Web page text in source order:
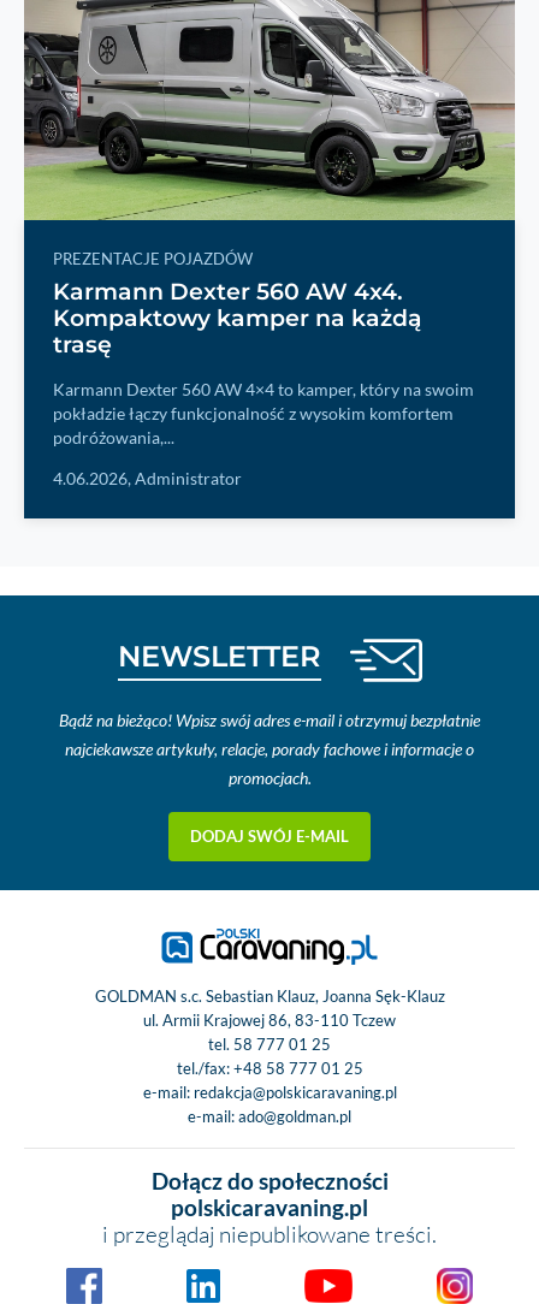
PREZENTACJE POJAZDÓW
Karmann Dexter 560 AW 4x4.
Kompaktowy kamper na każdą
trasę
Karmann Dexter 560 AW 4×4 to kamper, który na swoim
pokładzie łączy funkcjonalność z wysokim komfortem
podróżowania,...
4.06.2026,Administrator
NEWSLETTER
Bądź na bieżąco! Wpisz swój adres e-mail i otrzymuj bezpłatnie
najciekawsze artykuły, relacje, porady fachowe i informacje o
promocjach.
DODAJ SWÓJ E-MAIL
GOLDMAN s.c. Sebastian Klauz, Joanna Sęk-Klauz
ul. Armii Krajowej 86, 83-110 Tczew
tel. 58 777 01 25
tel./fax:+48 58 777 01 25
e-mail: redakcja@polskicaravaning.pl
e-mail:ado@goldman.pl
Dołącz do społeczności
polskicaravaning.pl
i przeglądaj niepublikowane treści.